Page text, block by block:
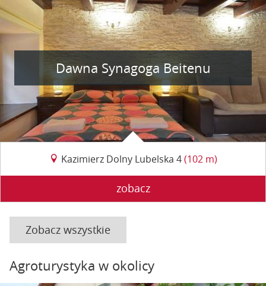
Dawna Synagoga Beitenu
Kazimierz Dolny Lubelska 4(102 m)
zobacz
Zobacz wszystkie
Agroturystyka w okolicy